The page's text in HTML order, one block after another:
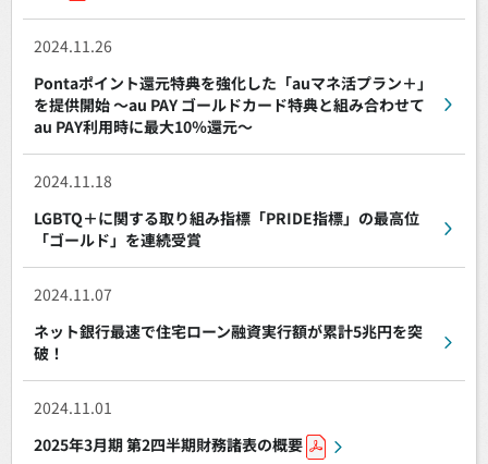
2024.11.26
Pontaポイント還元特典を強化した「auマネ活プラン＋」
を提供開始 ～au PAY ゴールドカード特典と組み合わせて
au PAY利用時に最大10％還元～
2024.11.18
LGBTQ＋に関する取り組み指標「PRIDE指標」の最高位
「ゴールド」を連続受賞
2024.11.07
ネット銀行最速で住宅ローン融資実行額が累計5兆円を突
破！
2024.11.01
2025年3月期 第2四半期財務諸表の概要